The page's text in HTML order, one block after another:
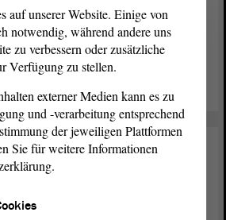
gegen den Betrug durch AdBlue-
Durch die Manipulation
Steuerzahler geschädigt.
auf unserer Website. Einige von
notwendig, während andere uns
zu verbessern oder zusätzliche
Verfügung zu stellen.
externer Medien kann es zu
und -verarbeitung entsprechend
der jeweiligen Plattformen
Sie für weitere Informationen